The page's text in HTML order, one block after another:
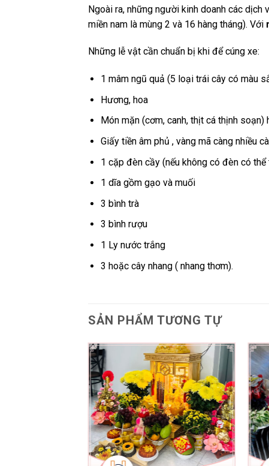
Ngoài ra, những người kinh doanh các
miền nam là mùng 2 và 16 hàng tháng). Với
Những lễ vật cần chuẩn bị khi để cúng xe:
1 mâm ngũ quả (5 loại trái cây có màu
Hương, hoa
Món mặn (cơm, canh, thịt cá thịnh soạn)
Giấy tiền âm phủ , vàng mã càng nhiều
1 cặp đèn cầy (nếu không có đèn có thể
1 dĩa gồm gạo và muối
3 bình trà
3 bình rượu
1 Ly nước trắng
3 hoặc cây nhang ( nhang thơm).
SẢN PHẨM TƯƠNG TỰ